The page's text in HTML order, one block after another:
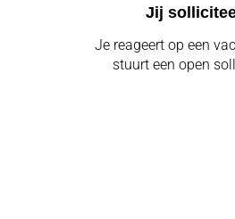
Jij
Je reageert op een
stuurt een open